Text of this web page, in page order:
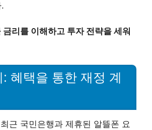
리를 이해하고 투자 전략을 세워
혜택을 통한 재정 계
근 국민은행과 제휴된 알뜰폰 요